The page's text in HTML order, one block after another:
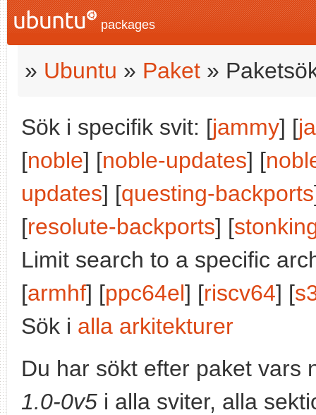
packages
» Ubuntu » Paket »
Sök i specifik svit: [jammy] [
[noble] [noble-updates] [
updates] [questing-backports
[resolute-backports] [
Limit search to a specific
[armhf] [ppc64el] [riscv64] [
Sök i alla arkitekturer
Du har sökt efter paket vars
1.0-0v5 i alla sviter, alla